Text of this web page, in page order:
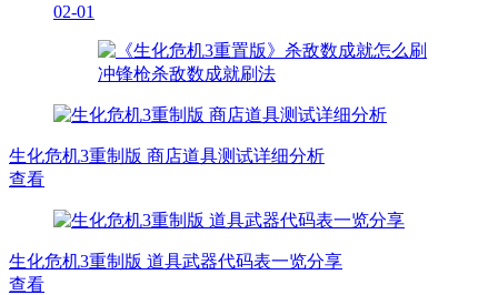
02-01
生化危机3重制版 商店道具测试详细分析
查看
生化危机3重制版 道具武器代码表一览分享
查看